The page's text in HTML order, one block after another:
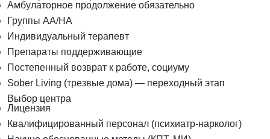
Амбулаторное продолжение обязательно
Группы АА/НА
Индивидуальный терапевт
Препараты поддерживающие
Постепенный возврат к работе, социуму
Sober Living (трезвые дома) — переходный этап
Выбор центра
Лицензия
Квалифицированный персонал (психиатр-нарколог)